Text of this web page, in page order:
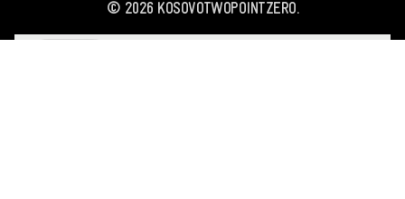
© 2026KOSOVOTWOPOINTZERO.